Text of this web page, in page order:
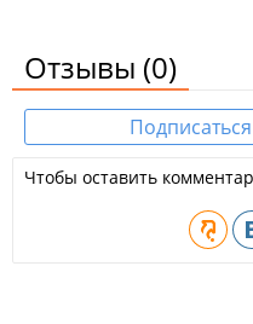
Отзывы (0)
Чтобы оставить